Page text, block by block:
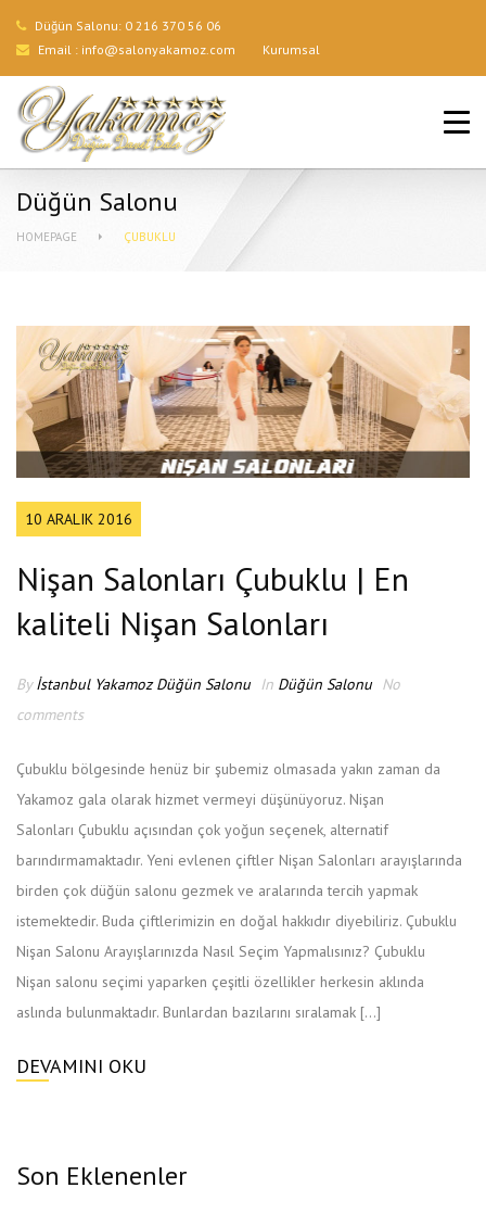
Düğün Salonu: 0 216 370 56 06
Email : info@salonyakamoz.com Kurumsal
ANA SAYFA
HIZMETLERIMIZ
BLOG
İLETIŞIM
Düğün Salonu
HOMEPAGE ÇUBUKLU
10 ARALIK 2016
Nişan Salonları Çubuklu | En
kaliteli Nişan Salonları
Byİstanbul Yakamoz Düğün Salonu In Düğün Salonu No
comments
Çubuklu bölgesinde henüz bir şubemiz olmasada yakın zaman da
Yakamoz gala olarak hizmet vermeyi düşünüyoruz. Nişan
Salonları Çubuklu açısından çok yoğun seçenek, alternatif
barındırmamaktadır. Yeni evlenen çiftler Nişan Salonları arayışlarında
birden çok düğün salonu gezmek ve aralarında tercih yapmak
istemektedir. Buda çiftlerimizin en doğal hakkıdır diyebiliriz. Çubuklu
Nişan Salonu Arayışlarınızda Nasıl Seçim Yapmalısınız? Çubuklu
Nişan salonu seçimi yaparken çeşitli özellikler herkesin aklında
aslında bulunmaktadır. Bunlardan bazılarını sıralamak […]
DEVAMINI OKU
Son Eklenenler